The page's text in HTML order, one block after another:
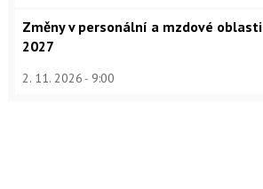
Změny v personální a mzdové oblasti
2027
2. 11. 2026 9:00